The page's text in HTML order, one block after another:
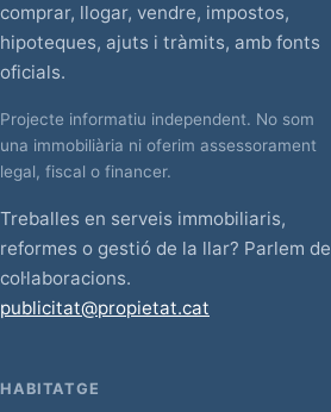
comprar, llogar, vendre, impostos,
hipoteques, ajuts i tràmits, amb fonts
oficials.
Projecte informatiu independent. No som
una immobiliària ni oferim assessorament
legal, fiscal o financer.
Treballes en serveis immobiliaris,
reformes o gestió de la llar? Parlem de
col·laboracions.
publicitat@propietat.cat
HABITATGE